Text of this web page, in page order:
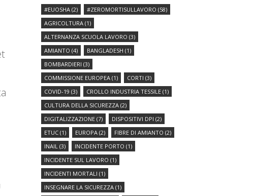
#EUOSHA (2) #ZEROMORTISULLAVORO (58)
AGRICOLTURA (1)
ALTERNANZA SCUOLA LAVORO (3)
AMIANTO (4) BANGLADESH (1)
BOMBARDIERI (3)
COMMISSIONE EUROPEA (1) CORTI (3)
COVID-19 (3) CROLLO INDUSTRIA TESSILE (1)
CULTURA DELLA SICUREZZA (2)
DIGITALIZZAZIONE (7) DISPOSITIVI DPI (2)
ETUC (1) EUROPA (2) FIBRE DI AMIANTO (2)
INAIL (3) INCIDENTE PORTO (1)
INCIDENTE SUL LAVORO (1)
INCIDENTI MORTALI (1)
INSEGNARE LA SICUREZZA (1)